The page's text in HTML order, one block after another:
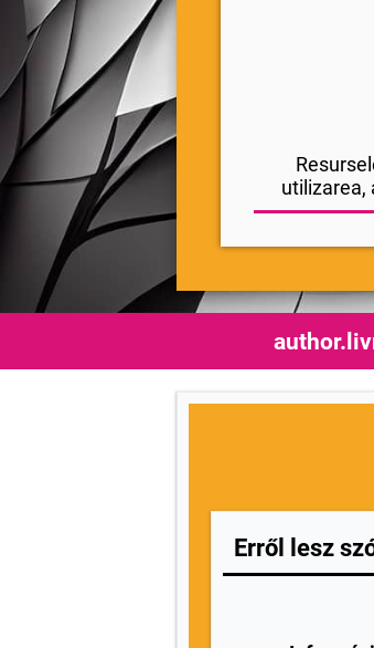
utilizarea,
Erről lesz